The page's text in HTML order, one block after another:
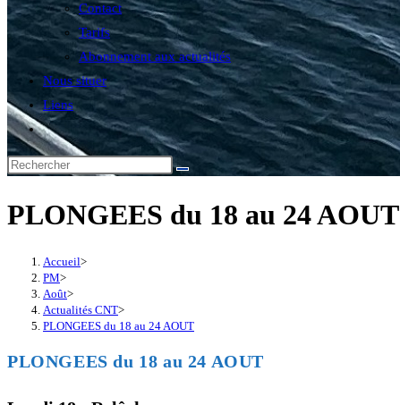
Contact
Tarifs
Abonnement aux actualités
Nous situer
Liens
Toggle
website
search
PLONGEES du 18 au 24 AOUT
Accueil>
PM>
Août>
Actualités CNT>
PLONGEES du 18 au 24 AOUT
PLONGEES du 18 au 24 AOUT